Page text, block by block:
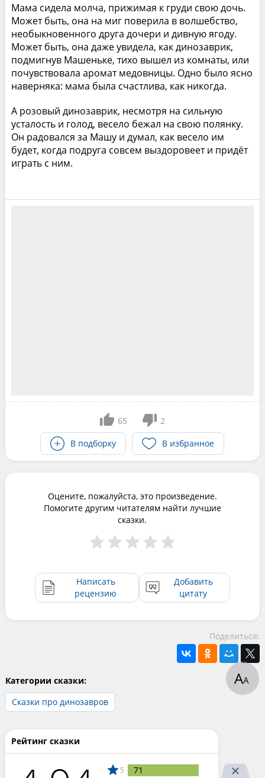
Мама сидела молча, прижимая к груди свою дочь.
Может быть, она на миг поверила в волшебство,
необыкновенного друга дочери и дивную ягоду.
Может быть, она даже увидела, как динозаврик,
подмигнув Машеньке, тихо вышел из комнаты, или
почувствовала аромат медовницы. Одно было ясно
наверняка: мама была счастлива, как никогда.
А розовый динозаврик, несмотря на сильную
усталость и голод, весело бежал на свою полянку.
Он радовался за Машу и думал, как весело им
будет, когда подруга совсем выздоровеет и придёт
играть с ним.
65
2
В подборку
В избранное
Оцените, пожалуйста, это произведение.
Помогите другим читателям найти лучшие
сказки.
Написать
рецензию
Добавить
цитату
Поделиться:
Категории сказки:
Сказки про динозавров
Рейтинг сказки
5 71
АА